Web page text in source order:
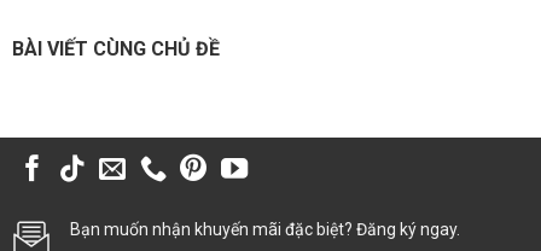
BÀI VIẾT CÙNG CHỦ ĐỀ
Bạn muốn nhận khuyến mãi đặc biệt? Đăng ký ngay.